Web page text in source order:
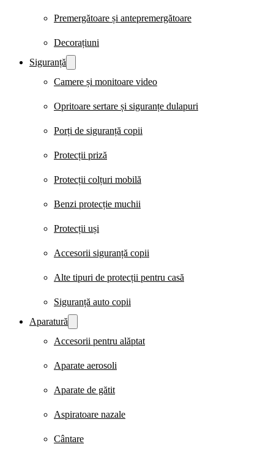
Premergătoare și antepremergătoare
Decorațiuni
Siguranță
Camere și monitoare video
Opritoare sertare și siguranțe dulapuri
Porți de siguranță copii
Protecții priză
Protecții colțuri mobilă
Benzi protecție muchii
Protecții uși
Accesorii siguranță copii
Alte tipuri de protecții pentru casă
Siguranță auto copii
Aparatură
Accesorii pentru alăptat
Aparate aerosoli
Aparate de gătit
Aspiratoare nazale
Cântare